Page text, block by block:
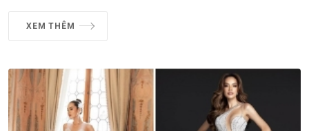
XEM THÊM